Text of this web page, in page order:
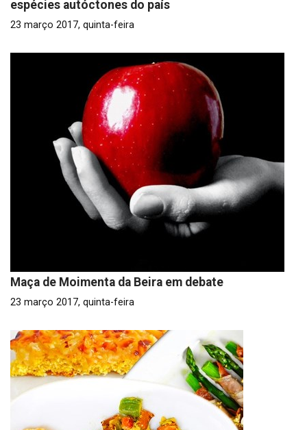
espécies autóctones do país
23 março 2017, quinta-feira
Maça de Moimenta da Beira em debate
23 março 2017, quinta-feira